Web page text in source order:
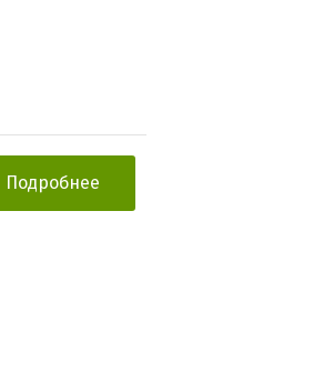
Подробнее